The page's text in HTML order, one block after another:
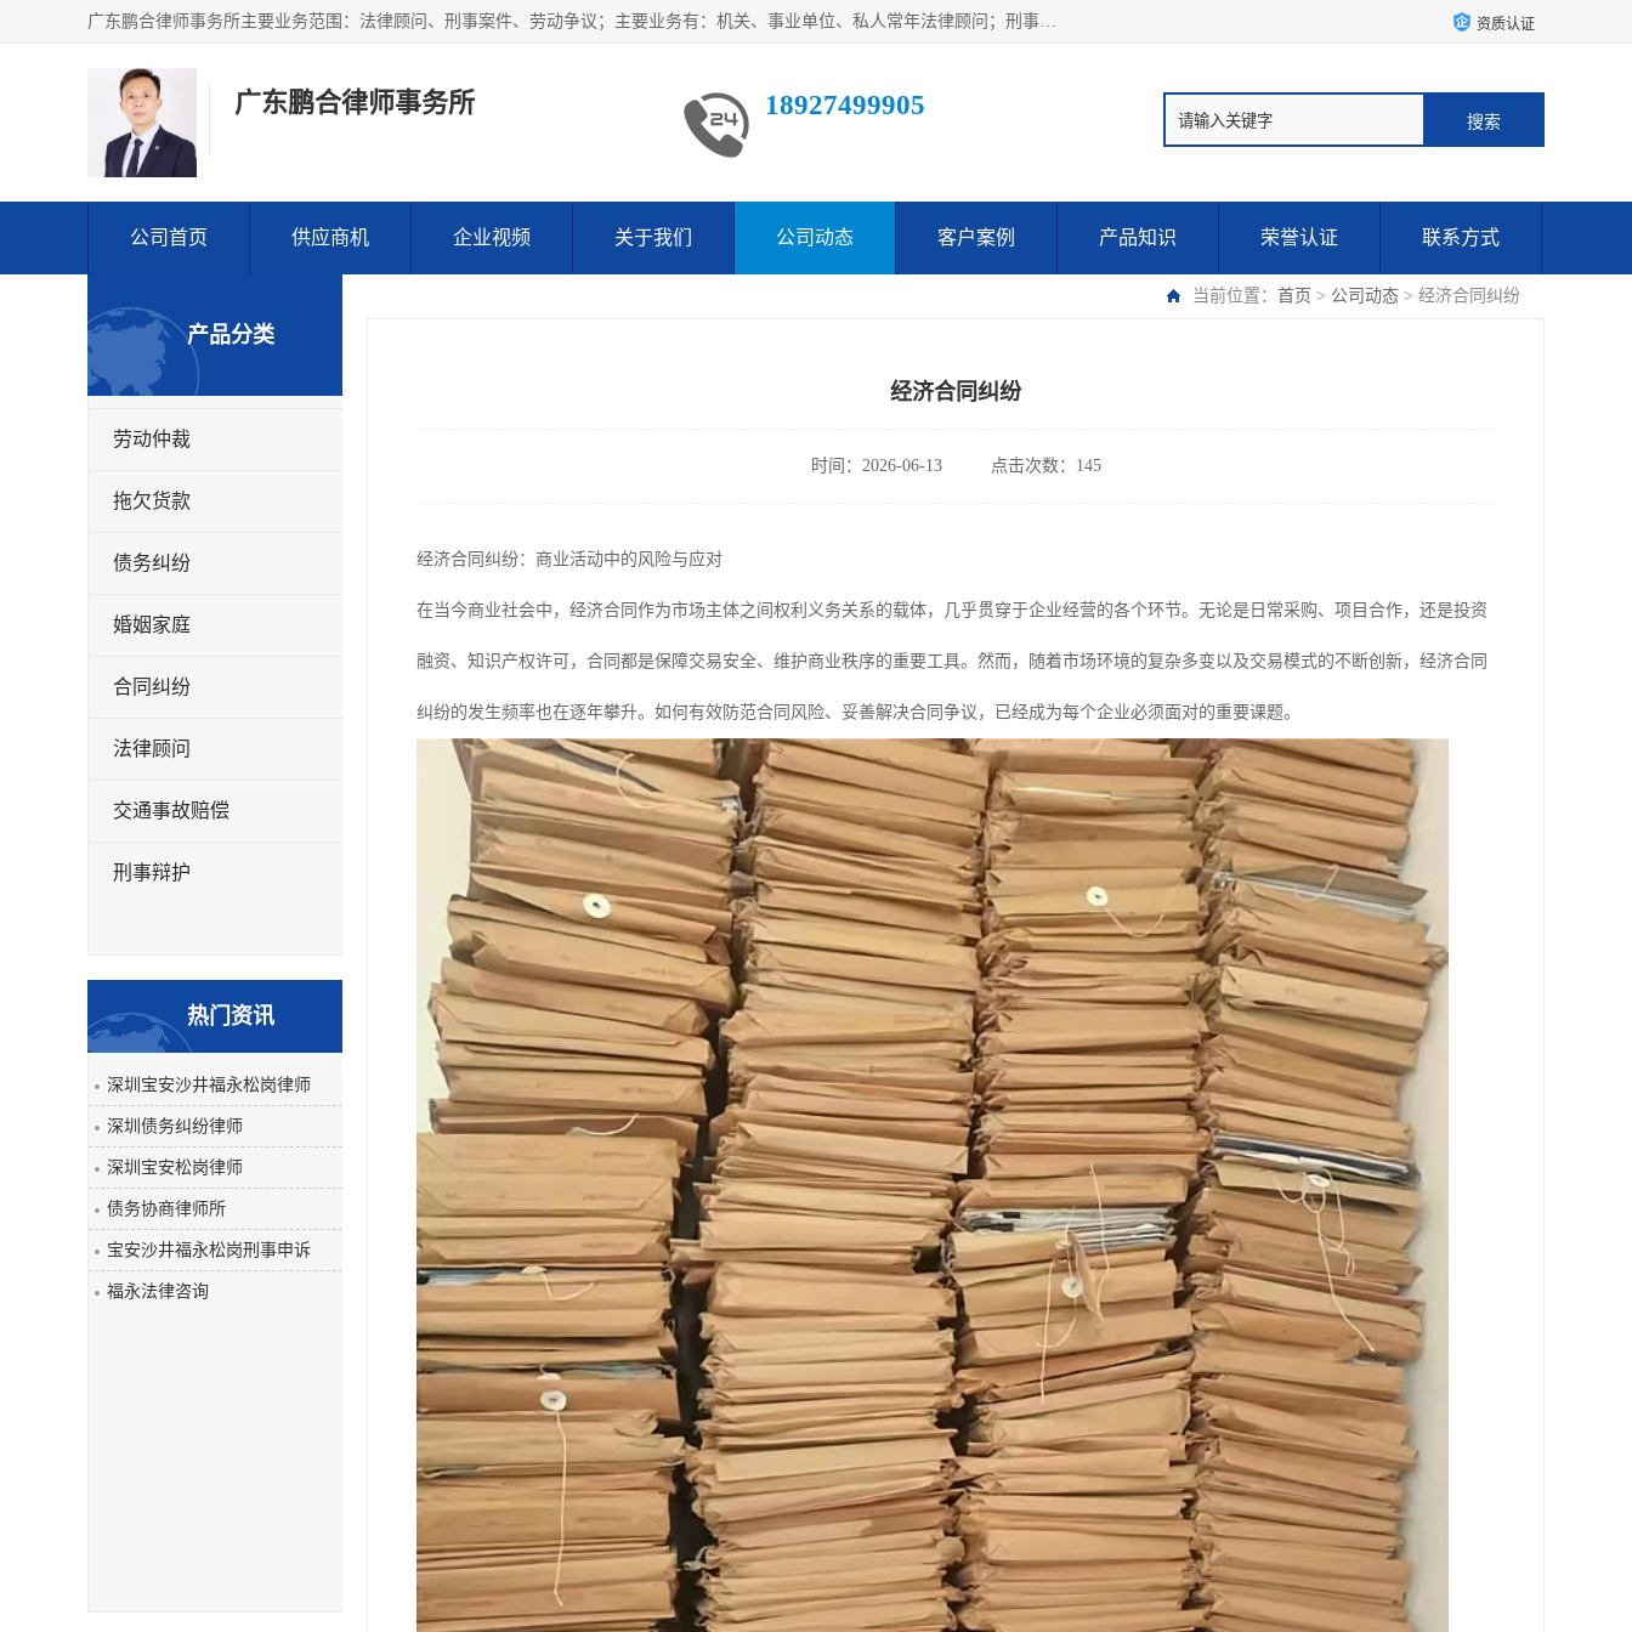
广东鹏合律师事务所主要业务范围：法律顾问、刑事案件、劳动争议；主要业务有：机关、事业单位、私人常年法律顾问；刑事案件辩护、案件代理、犯罪辩护、取保候审等法律事务；以及劳动合同、工伤、工资、辞退、开除等劳动法律事务；多年来，欧辉律师团队一直秉承“以信为本，以法为业”的执业理念，用自己的专业所长为当事人提供优质法律服务，深得当事人的一致好评及信赖。 资质认证
广东鹏合律师事务所 18927499905
公司首页 供应商机 企业视频 关于我们 公司动态 客户案例 产品知识 荣誉认证 联系方式
当前位置： 首页 > 公司动态 > 经济合同纠纷
产品分类
劳动仲裁
拖欠货款
债务纠纷
婚姻家庭
合同纠纷
法律顾问
交通事故赔偿
刑事辩护
热门资讯
深圳宝安沙井福永松岗律师
深圳债务纠纷律师
深圳宝安松岗律师
债务协商律师所
宝安沙井福永松岗刑事申诉
福永法律咨询
经济合同纠纷
时间：2026-06-13 点击次数：145
经济合同纠纷：商业活动中的风险与应对
在当今商业社会中，经济合同作为市场主体之间权利义务关系的载体，几乎贯穿于企业经营的各个环节。无论是日常采购、项目合作，还是投资
融资、知识产权许可，合同都是保障交易安全、维护商业秩序的重要工具。然而，随着市场环境的复杂多变以及交易模式的不断创新，经济合同
纠纷的发生频率也在逐年攀升。如何有效防范合同风险、妥善解决合同争议，已经成为每个企业必须面对的重要课题。